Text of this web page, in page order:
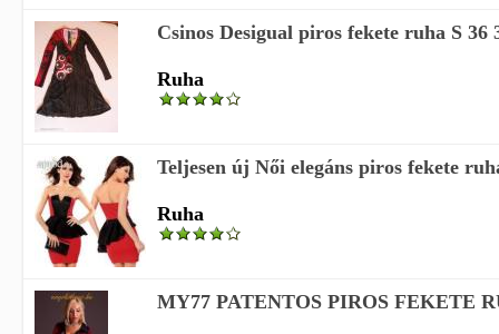
Csinos Desigual piros fekete ruha S 36
Ruha
Teljesen új Női elegáns piros fekete
Ruha
MY77 PATENTOS PIROS FEKETE